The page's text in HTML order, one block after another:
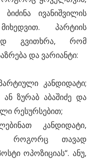
ივანიშვილის
პარტიის
გვითხრა, რომ
და ვარიანტი:
კანდიდატი;
ზურაბ აბაშიძე და
რესურსებით;
კანდიდატი,
როგორც თავად
ოპოზიციას“. ანუ,